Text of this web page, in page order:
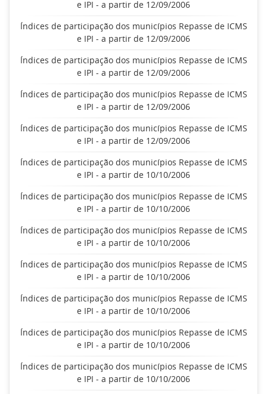
e IPI - a partir de 12/09/2006
Índices de participação dos municípios Repasse de ICMS
e IPI - a partir de 12/09/2006
Índices de participação dos municípios Repasse de ICMS
e IPI - a partir de 12/09/2006
Índices de participação dos municípios Repasse de ICMS
e IPI - a partir de 12/09/2006
Índices de participação dos municípios Repasse de ICMS
e IPI - a partir de 12/09/2006
Índices de participação dos municípios Repasse de ICMS
e IPI - a partir de 10/10/2006
Índices de participação dos municípios Repasse de ICMS
e IPI - a partir de 10/10/2006
Índices de participação dos municípios Repasse de ICMS
e IPI - a partir de 10/10/2006
Índices de participação dos municípios Repasse de ICMS
e IPI - a partir de 10/10/2006
Índices de participação dos municípios Repasse de ICMS
e IPI - a partir de 10/10/2006
Índices de participação dos municípios Repasse de ICMS
e IPI - a partir de 10/10/2006
Índices de participação dos municípios Repasse de ICMS
e IPI - a partir de 10/10/2006